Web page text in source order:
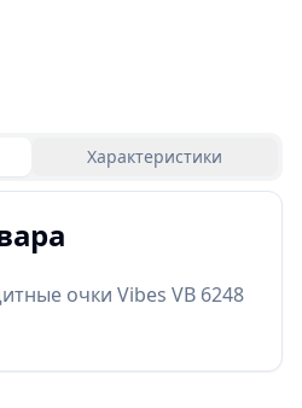
Характеристики
очки Vibes VB 6248